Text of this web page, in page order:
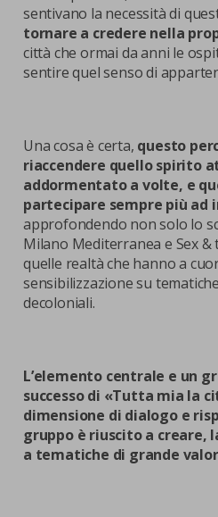
sentivano la necessità di
tornare a credere nella
città che ormai da anni le
sentire quel senso di
Una cosa è certa, questo
riaccendere quello spirito
addormentato a volte, e
partecipare sempre più ad
approfondendo non solo lo
Milano Mediterranea e Sex &
quelle realtà che hanno a
sensibilizzazione su
decoloniali.
L’elemento centrale e un
successo di «Tutta mia la
dimensione di dialogo e
gruppo è riuscito a creare,
a tematiche di grande